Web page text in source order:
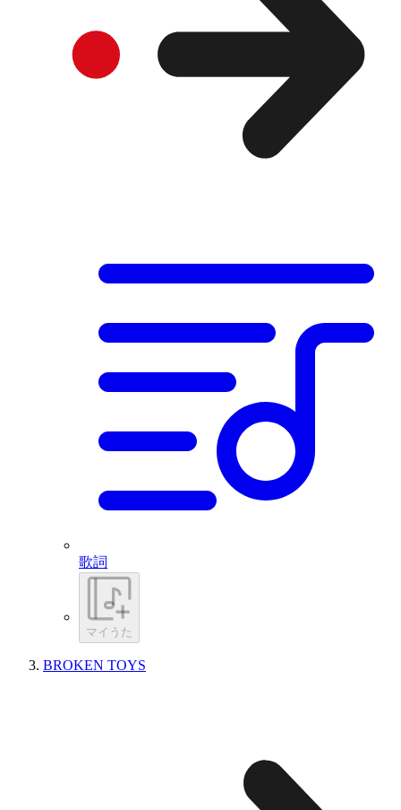
歌詞
マイうた
BROKEN TOYS